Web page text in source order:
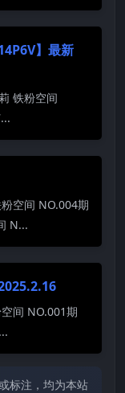
】最新
铁粉空间
空间 NO.004期
N...
间 NO.001期
标注，均为本站